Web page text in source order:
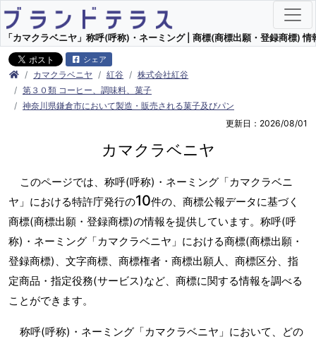
「カマクラベニヤ」称呼(呼称)・ネーミング | 商標(商標出願・登録商標) 情
シェア
カマクラベニヤ 紅谷
株式会社紅谷
第３０類 コーヒー、調味料、菓子
神奈川県鎌倉市において製造・販売される菓子及びパン
更新日：2026/08/01
カマクラベニヤ
このページでは、称呼(呼称)・ネーミング「カマクラベニ
ヤ」における特許庁発行の10件の、商標公報データに基づく
商標(商標出願・登録商標)の情報を提供しています。称呼(呼
称)・ネーミング「カマクラベニヤ」における商標(商標出願・
登録商標)、文字商標、商標権者・商標出願人、商標区分、指
定商品・指定役務(サービス)など、商標に関する情報を調べる
ことができます。
称呼(呼称)・ネーミング「カマクラベニヤ」において、どの